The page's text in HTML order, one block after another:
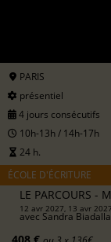
PARIS
présentiel
4 jours consécutifs
10h-13h / 14h-17h
24 h.
ÉCOLE D'ÉCRITURE
LE PARCOURS -
12 avr 2027, 13 avr
avec Sandra Biadalla